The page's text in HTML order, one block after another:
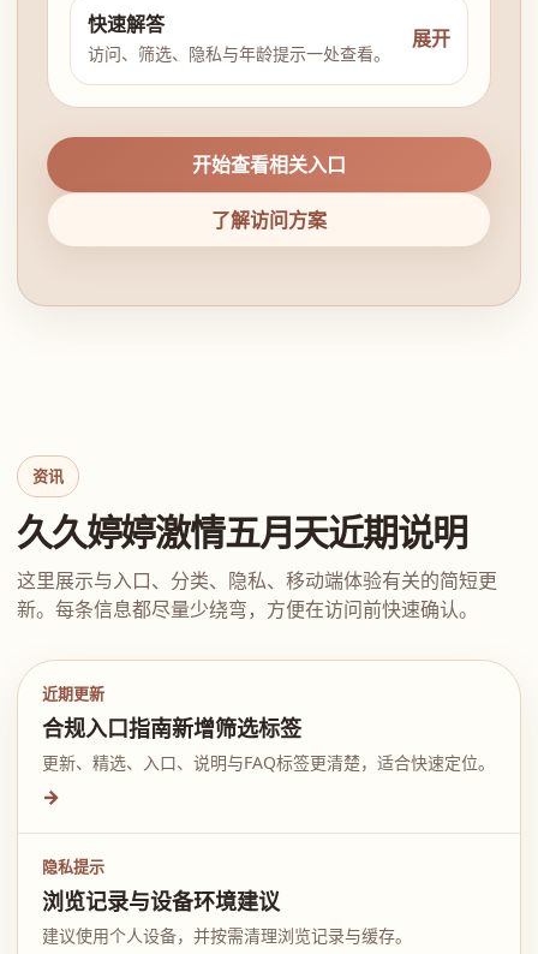
快速解答
访问、筛选、隐私与年龄提示一处查看。
展开
开始查看相关入口
了解访问方案
资讯
久久婷婷激情五月天近期说明
这里展示与入口、分类、隐私、移动端体验有关的简短更
新。每条信息都尽量少绕弯，方便在访问前快速确认。
近期更新
合规入口指南新增筛选标签
更新、精选、入口、说明与FAQ标签更清楚，适合快速定位。
→
隐私提示
浏览记录与设备环境建议
建议使用个人设备，并按需清理浏览记录与缓存。